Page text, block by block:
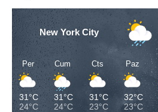
New York City
Per
31°C
24°C
Cum
31°C
24°C
Cts
31°C
23°C
Paz
32°C
23°C